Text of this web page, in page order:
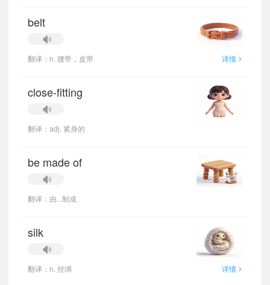
belt
翻译：n. 腰带，皮带 详情 >
close-fitting
翻译：adj. 紧身的
be made of
翻译：由...制成
silk
翻译：n. 丝绸 详情 >